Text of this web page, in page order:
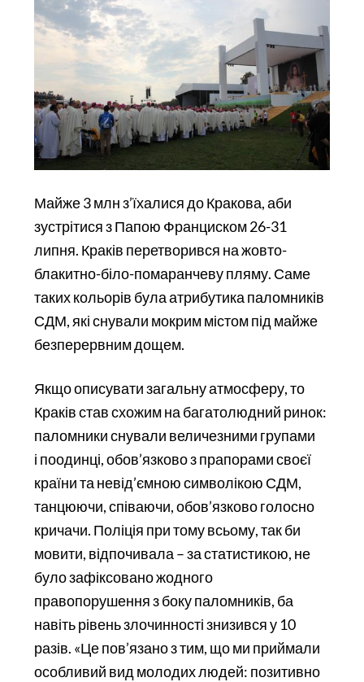
Майже 3 млн з’їхалися до Кракова, аби
зустрітися з Папою Франциском 26-31
липня. Краків перетворився на жовто-
блакитно-біло-помаранчеву пляму. Саме
таких кольорів була атрибутика паломників
СДМ, які снували мокрим містом під майже
безперервним дощем.
Якщо описувати загальну атмосферу, то
Краків став схожим на багатолюдний ринок:
паломники снували величезними групами
і поодинці, обов’язково з прапорами своєї
країни та невід’ємною символікою СДМ,
танцюючи, співаючи, обов’язково голосно
кричачи. Поліція при тому всьому, так би
мовити, відпочивала – за статистикою, не
було зафіксовано жодного
правопорушення з боку паломників, ба
навіть рівень злочинності знизився у 10
разів. «Це пов’язано з тим, що ми приймали
особливий вид молодих людей: позитивно